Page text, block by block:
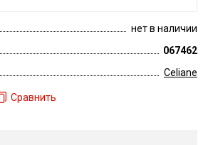
нет в наличии
067462
Celiane
Сравнить